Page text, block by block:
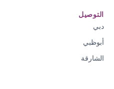
التوصيل
دبي
أبوظبي
الشارقة